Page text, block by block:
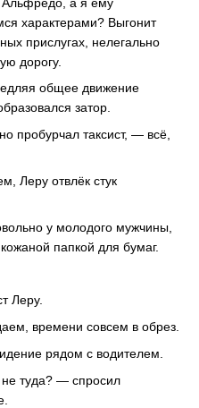
характерами? Выгонит
прислугах, нелегально
дорогу.
общее движение
затор.
пробурчал таксист, — всё,
Леру отвлёк стук
у молодого мужчины,
папкой для бумаг.
Леру.
времени совсем в обрез.
рядом с водителем.
туда? — спросил